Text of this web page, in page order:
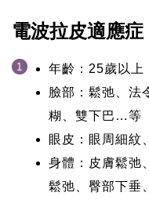
電波拉皮適應症
年齡：25歲以上
臉部：鬆弛、法
糊、雙下巴…等
眼皮：眼周細
身體：皮膚鬆弛
鬆弛、臀部下垂